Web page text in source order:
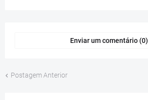
Enviar um comentário (0)
Postagem Anterior